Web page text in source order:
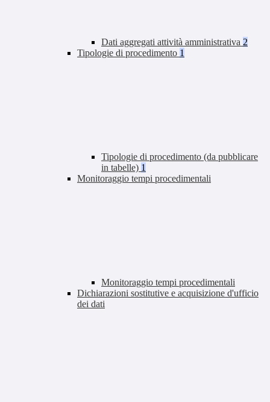
Dati aggregati attività amministrativa 2
Tipologie di procedimento 1
Tipologie di procedimento (da pubblicare
in tabelle) 1
Monitoraggio tempi procedimentali
Monitoraggio tempi procedimentali
Dichiarazioni sostitutive e acquisizione d'ufficio
dei dati